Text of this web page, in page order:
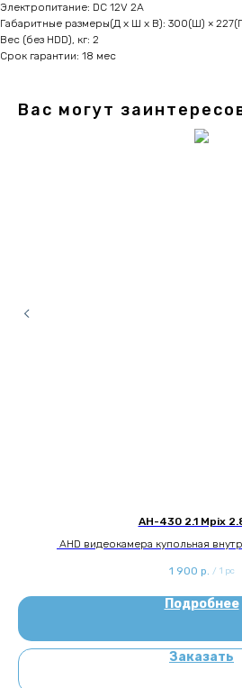
Электропитание: DC 12V 2A
Габаритные размеры(Д x Ш x В): 300(Ш) ×
Вес (без HDD), кг: 2
Срок гарантии: 18 мес
Вас могут
AH-430 2.1 Mpix
AHD видеокамера купольная
1 900 р. / 1 pc
Подробнее
Заказать